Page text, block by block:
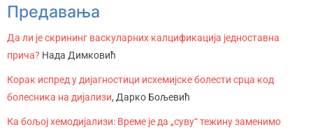
Предавања
Да ли је скрининг васкуларних калцификација једноставна
прича? Нада Димковић
Корак испред у дијагностици исхемијске болести срца код
болесника на дијализи, Дарко Бољевић
Ка бољој хемодијализи: Време је да „суву“ тежину заменимо